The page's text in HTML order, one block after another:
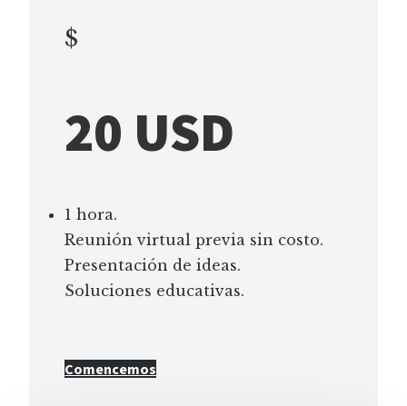
$
20 USD
1 hora.
Reunión virtual previa sin costo.
Presentación de ideas.
Soluciones educativas.
Comencemos